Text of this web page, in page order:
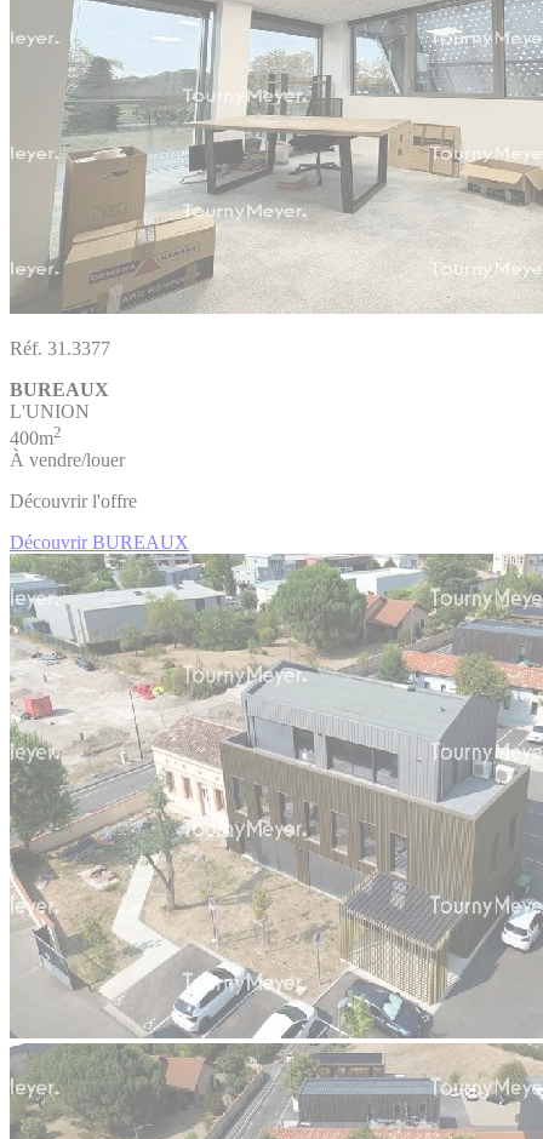
Réf. 31.3377
BUREAUX
L'UNION
400m2
À vendre/louer
Découvrir l'offre
Découvrir BUREAUX